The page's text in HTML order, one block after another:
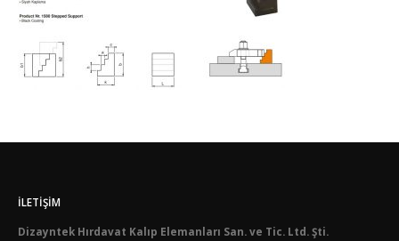
İLETIŞIM
Dizayntek Hırdavat Kalıp Elemanları San. ve Tic. Ltd. Şti.